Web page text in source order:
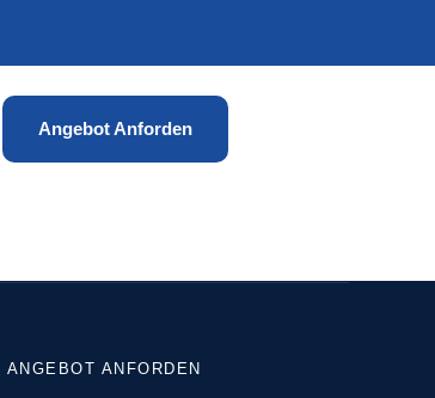
Angebot Anforden
ANGEBOT ANFORDEN